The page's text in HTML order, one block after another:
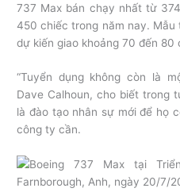
737 Max bán chạy nhất từ
450 chiếc trong năm nay. Mẫu
dự kiến giao khoảng 70 đến 80
“Tuyển dụng không còn là
Dave Calhoun, cho biết trong
là đào tạo nhân sự mới để họ
công ty cần.